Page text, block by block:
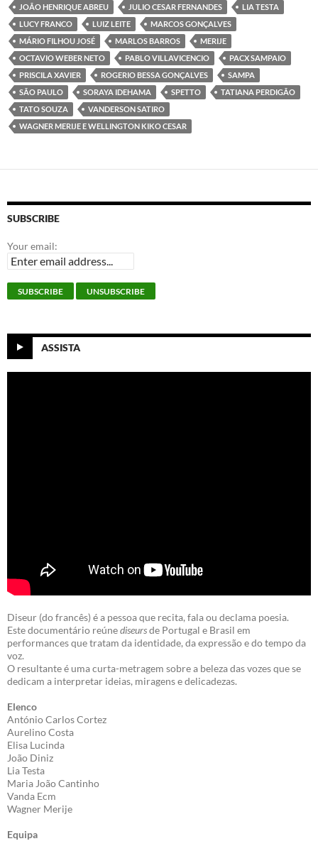
JOÃO HENRIQUE ABREU JULIO CESAR FERNANDES
LIA TESTA
LUCY FRANCO
LUIZ LEITE
MARCOS GONÇALVES
MÁRIO FILHOU JOSÉ
MARLOS BARROS
MERIJE
OCTAVIO WEBER NETO
PABLO VILLAVICENCIO
PACX SAMPAIO
PRISCILA XAVIER
ROGERIO BESSA GONÇALVES
SAMPA
SÃO PAULO
SORAYA IDEHAMA SPETTO
TATIANA PERDIGÃO
TATO SOUZA
VANDERSON SATIRO
WAGNER MERIJE E WELLINGTON KIKO CESAR
SUBSCRIBE
Your email:
ASSISTA
Diseur (do francês) é a pessoa que recita, fala ou declama poesia.
Este documentário reúnediseursde Portugal e Brasil em
performances que tratam da identidade, da expressão e do tempo da
voz.
O resultante é uma curta-metragem sobre a beleza das vozes que se
dedicam a interpretar ideias, miragens e delicadezas.
Elenco
António Carlos Cortez
Aurelino Costa
Elisa Lucinda
João Diniz
Lia Testa
Maria João Cantinho
Vanda Ecm
Wagner Merije
Equipa